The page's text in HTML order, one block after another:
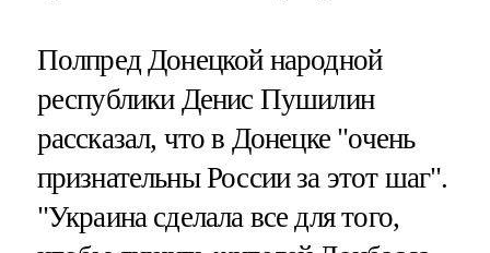
Полпред Донецкой народной
республики Денис Пушилин
рассказал, что в Донецке "очень
признательны России за этот шаг".
"Украина сделала все для того,